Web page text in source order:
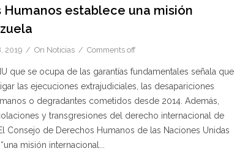
Humanos establece una misión
2019 On Noticias Comments off
que se ocupa de las garantías fundamentales señala que
las ejecuciones extrajudiciales, las desapariciones
o degradantes cometidos desde 2014. Además,
y transgresiones del derecho internacional de
Consejo de Derechos Humanos de las Naciones Unidas
misión internacional...